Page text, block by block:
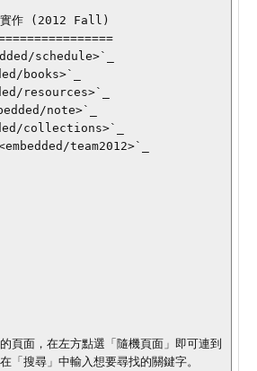
實作 (2012 Fall)
schedule>`_
books>`_
resources>`_
note>`_
collections>`_
team2012>`_
頁面，在左方點選「隨機頁面」即可連到
「搜尋」中輸入想要尋找的關鍵字。